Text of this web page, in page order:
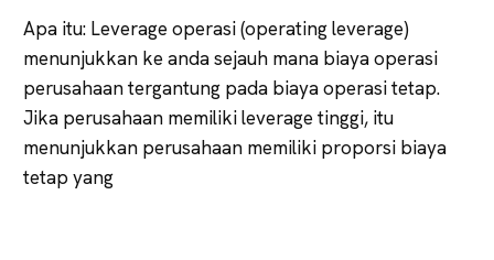
Apa itu: Leverage operasi (operating leverage)
menunjukkan ke anda sejauh mana biaya operasi
perusahaan tergantung pada biaya operasi tetap.
Jika perusahaan memiliki leverage tinggi, itu
menunjukkan perusahaan memiliki proporsi biaya
tetap yang